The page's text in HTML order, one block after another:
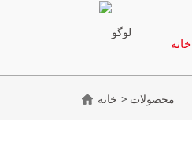
خانه
خانه محصولات